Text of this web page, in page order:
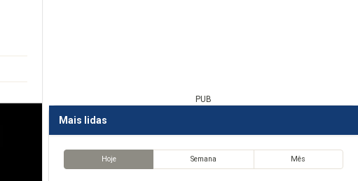
PUB
Mais lidas
Hoje Semana Mês